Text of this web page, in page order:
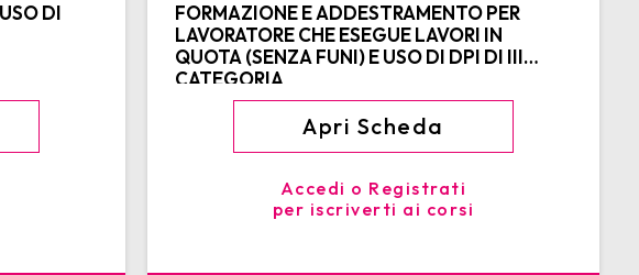
DI
FORMAZIONE E ADDESTRAMENTO PER
LAVORATORE CHE ESEGUE LAVORI IN
QUOTA (SENZA FUNI) E USO DI DPI DI III
CATEGORIA
Apri Scheda
Accedi o Registrati
per iscriverti ai corsi